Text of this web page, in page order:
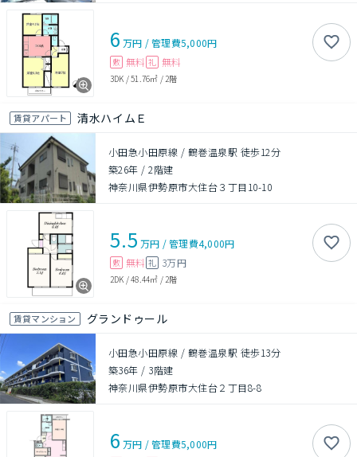
6 万円 /管理費5,000円
敷 無料 礼 無料
3DK /51.76㎡ / 2階
賃貸アパート 清水ハイムＥ
小田急小田原線 / 鶴巻温泉駅 徒歩12分
築26年 /2階建
神奈川県伊勢原市大住台３丁目10-10
5.5 万円 /管理費4,000円
敷 無料 礼 3万円
2DK /48.44㎡ / 2階
賃貸マンション グランドゥール
小田急小田原線 / 鶴巻温泉駅 徒歩13分
築36年 / 3階建
神奈川県伊勢原市大住台２丁目8-8
6 万円 /管理費5,000円